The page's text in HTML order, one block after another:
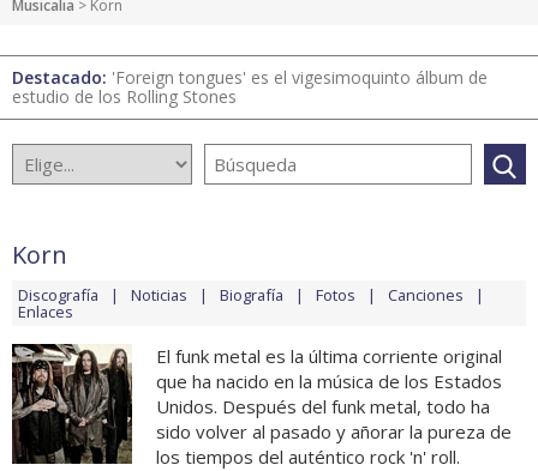
Musicalia > Korn
Destacado: 'Foreign tongues' es el vigesimoquinto álbum de
estudio de los Rolling Stones
Korn
Discografía Noticias Biografía Fotos Canciones
Enlaces
El funk metal es la última corriente original
que ha nacido en la música de los Estados
Unidos. Después del funk metal, todo ha
sido volver al pasado y añorar la pureza de
los tiempos del auténtico rock 'n' roll.